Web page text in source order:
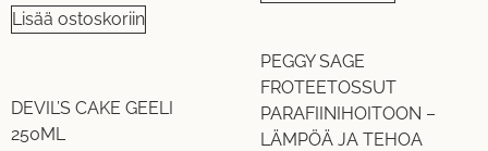
Lisää ostoskoriin
DEVIL’S CAKE GEELI
250ML
PEGGY SAGE
FROTEETOSSUT
PARAFIINIHOITOON –
LÄMPÖÄ JA TEHOA